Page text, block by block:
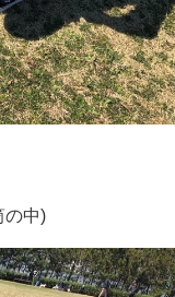
の中)